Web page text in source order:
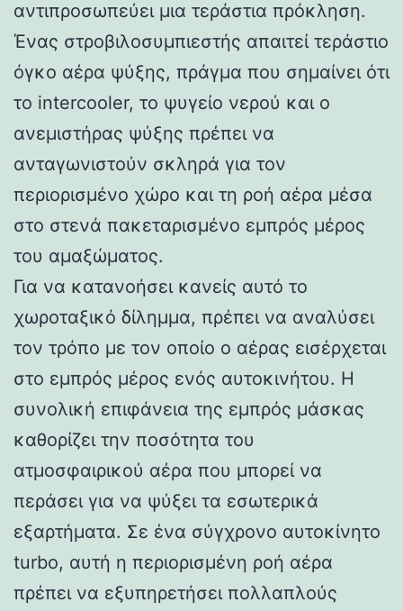
αντιπροσωπεύει μια τεράστια πρόκληση.
Ένας στροβιλοσυμπιεστής απαιτεί τεράστιο
όγκο αέρα ψύξης, πράγμα που σημαίνει ότι
το intercooler, το ψυγείο νερού και ο
ανεμιστήρας ψύξης πρέπει να
ανταγωνιστούν σκληρά για τον
περιορισμένο χώρο και τη ροή αέρα μέσα
στο στενά πακεταρισμένο εμπρός μέρος
του αμαξώματος.
Για να κατανοήσει κανείς αυτό το
χωροταξικό δίλημμα, πρέπει να αναλύσει
τον τρόπο με τον οποίο ο αέρας εισέρχεται
στο εμπρός μέρος ενός αυτοκινήτου. Η
συνολική επιφάνεια της εμπρός μάσκας
καθορίζει την ποσότητα του
ατμοσφαιρικού αέρα που μπορεί να
περάσει για να ψύξει τα εσωτερικά
εξαρτήματα. Σε ένα σύγχρονο αυτοκίνητο
turbo, αυτή η περιορισμένη ροή αέρα
πρέπει να εξυπηρετήσει πολλαπλούς